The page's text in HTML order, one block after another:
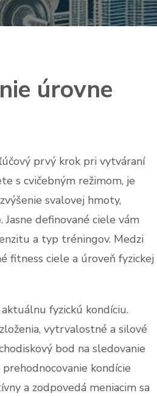
úrovne
prvý krok pri vytváraní
s cvičebným režimom, je
svalovej hmoty,
definované ciele vám
a typ tréningov. Medzi
fitness ciele a úroveň fyzickej
fyzickú kondíciu.
vytrvalostné a silové
bod na sledovanie
kondície
a zodpovedá meniacim sa